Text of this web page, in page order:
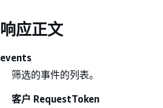
响应正文
events
筛选的事件的列表。
客户 RequestToken